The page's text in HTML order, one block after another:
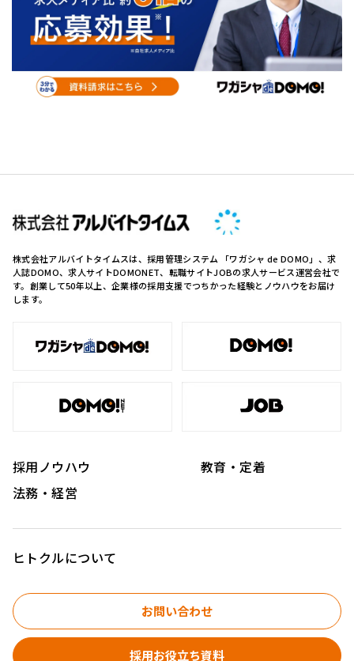
株式会社アルバイトタイムスは、採用管理システム 「ワガシャ de DOMO」、求
人誌DOMO、求人サイトDOMONET、転職サイトJOBの求人サービス運営会社で
す。創業して50年以上、企業様の採用支援でつちかった経験とノウハウをお届け
します。
採用ノウハウ
教育・定着
法務・経営
ヒトクルについて
お問い合わせ
採用お役立ち資料